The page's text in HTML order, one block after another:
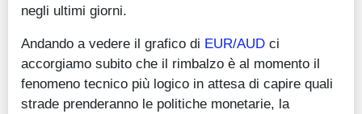
negli ultimi giorni.
Andando a vedere il grafico di EUR/AUD ci
accorgiamo subito che il rimbalzo è al momento il
fenomeno tecnico più logico in attesa di capire quali
strade prenderanno le politiche monetarie, la